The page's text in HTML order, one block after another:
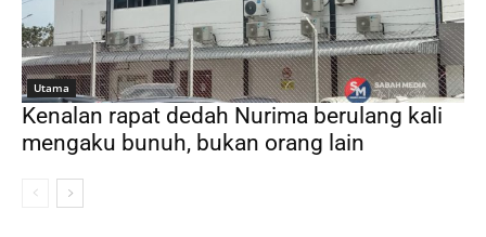
Utama
Kenalan rapat dedah Nurima berulang kali
mengaku bunuh, bukan orang lain